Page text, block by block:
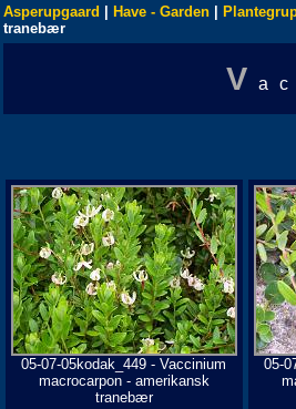
Asperupgaard Have - Garden
tranebær
V
05-07-05kodak_449 - Vaccinium
macrocarpon - amerikansk
tranebær
05-